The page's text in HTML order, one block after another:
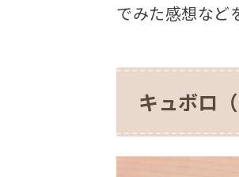
でみた感想な
キュボロ